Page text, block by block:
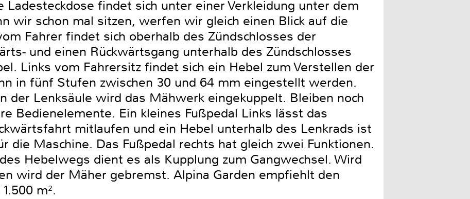
Ladesteckdose findet sich unter einer Verkleidung unter dem
wir schon mal sitzen, werfen wir gleich einen Blick auf die
Fahrer findet sich oberhalb des Zündschlosses der
und einen Rückwärtsgang unterhalb des Zündschlosses
Links vom Fahrersitz findet sich ein Hebel zum Verstellen der
in fünf Stufen zwischen 30 und 64 mm eingestellt werden.
der Lenksäule wird das Mähwerk eingekuppelt. Bleiben noch
Bedienelemente. Ein kleines Fußpedal Links lässt das
mitlaufen und ein Hebel unterhalb des Lenkrads ist
die Maschine. Das Fußpedal rechts hat gleich zwei Funktionen.
Hebelwegs dient es als Kupplung zum Gangwechsel. Wird
wird der Mäher gebremst. Alpina Garden empfiehlt den
m².